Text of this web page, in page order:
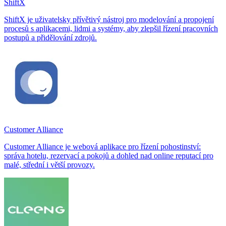
ShiftX
ShiftX je uživatelsky přívětivý nástroj pro modelování a propojení
procesů s aplikacemi, lidmi a systémy, aby zlepšil řízení pracovních
postupů a přidělování zdrojů.
Customer Alliance
Customer Alliance je webová aplikace pro řízení pohostinství:
správa hotelu, rezervací a pokojů a dohled nad online reputací pro
malé, střední i větší provozy.